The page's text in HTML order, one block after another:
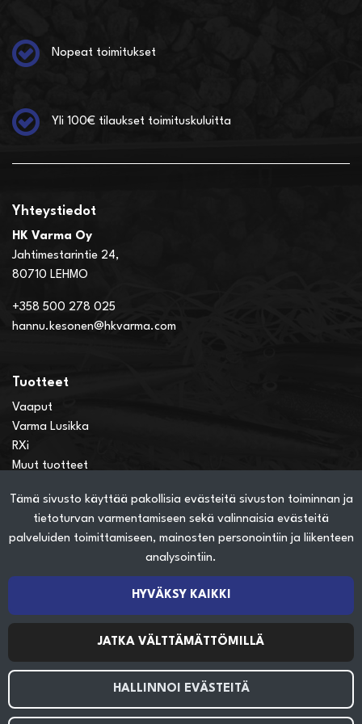
Tämä sivusto käyttää pakollisia evästeitä sivuston toiminnan ja
tietoturvan varmentamiseen sekä valinnaisia evästeitä
palveluiden toimittamiseen, mainosten personointiin ja liikenteen
analysointiin.
HYVÄKSY KAIKKI
JATKA VÄLTTÄMÄTTÖMILLÄ
HALLINNOI EVÄSTEITÄ
Nopeat toimitukset
Yli 100€ tilaukset toimituskuluitta
Yhteystiedot
HK Varma Oy
Jahtimestarintie 24,
80710 LEHMO
+358 500 278 025
hannu.kesonen@hkvarma.com
Tuotteet
Vaaput
Varma Lusikka
RXi
Muut tuotteet
Verkkokauppainfo
Näin teet ostoksia verkkokaupassa
Tietosuojaseloste
Seuraa sosiaalisessa mediassa